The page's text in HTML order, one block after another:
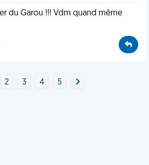
du Garou !!! Vdm quand même
2 3 4 5